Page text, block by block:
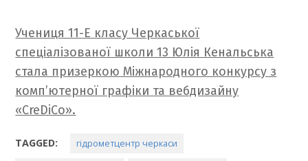
Учениця 11-Е класу Черкаської
спеціалізованої школи 13 Юлія Кенальська
стала призеркою Міжнародного конкурсу з
комп’ютерної графіки та вебдизайну
«CreDiCo».
TAGGED: гідрометцентр черкаси